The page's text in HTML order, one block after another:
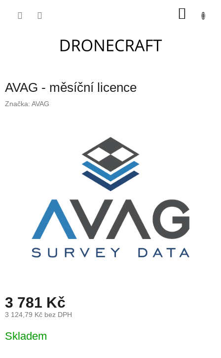
AVAG - měsíční licence
Značka: AVAG
3 781 Kč
3 124,79 Kč bez DPH
cena:
Skladem